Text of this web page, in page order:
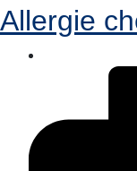
Allergie